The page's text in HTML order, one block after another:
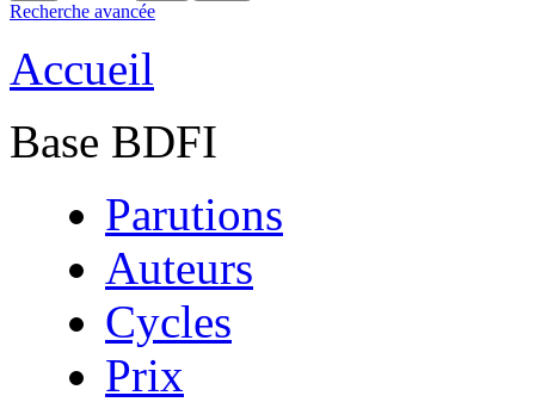
Recherche avancée
Accueil
Base BDFI
Parutions
Auteurs
Cycles
Prix